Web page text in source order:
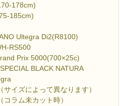
178cm)
185cm)
Ultegra Di2(R8100)
RS500
Prix 5000(700×25c)
BLACK NATURA
イズによって異なります）
ラム未カット時）